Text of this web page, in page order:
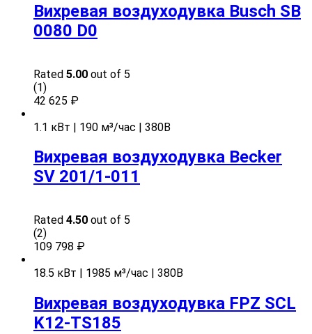
Вихревая воздуходувка Busch SB
0080 D0
Rated 5.00 out of 5
(1)
42 625 ₽
1.1 кВт | 190 м³/час | 380В
Вихревая воздуходувка Becker
SV 201/1-011
Rated 4.50 out of 5
(2)
109 798 ₽
18.5 кВт | 1985 м³/час | 380В
Вихревая воздуходувка FPZ SCL
K12-TS185